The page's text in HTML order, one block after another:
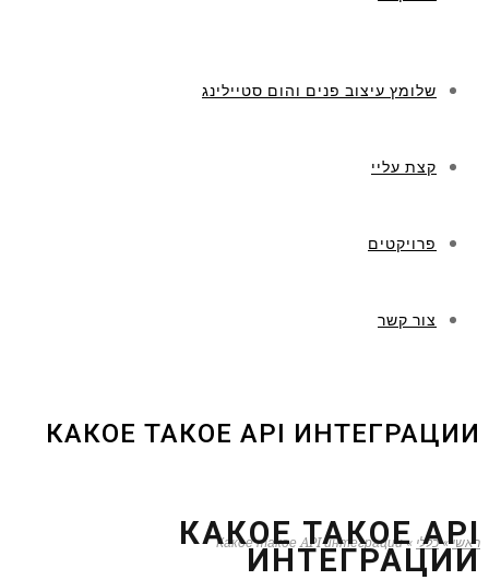
שלומץ עיצוב פנים והום סטיילינג
קצת עליי
פרויקטים
צור קשר
КАКОЕ ТАКОЕ API ИНТЕГРАЦИИ
ראשי » כללי »
Какое такое API интеграции
КАКОЕ ТАКОЕ API
ИНТЕГРАЦИИ